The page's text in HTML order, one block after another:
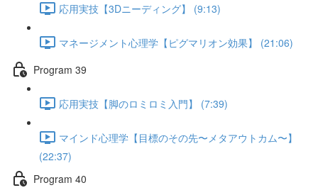
応用実技【3Dニーディング】 (9:13)
マネージメント心理学【ピグマリオン効果】 (21:06)
Program 39
応用実技【脚のロミロミ入門】 (7:39)
マインド心理学【目標のその先〜メタアウトカム〜】
(22:37)
Program 40